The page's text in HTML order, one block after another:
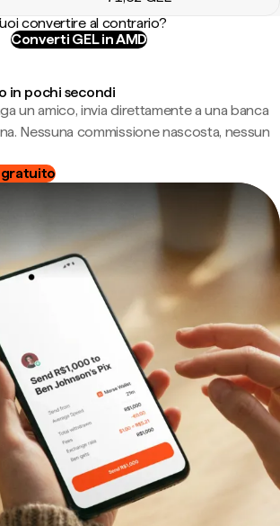
convertire al contrario?
Converti GEL in AMD
in pochi secondi
un amico, invia direttamente a una banca
Nessuna commissione nascosta, nessun
gratuito